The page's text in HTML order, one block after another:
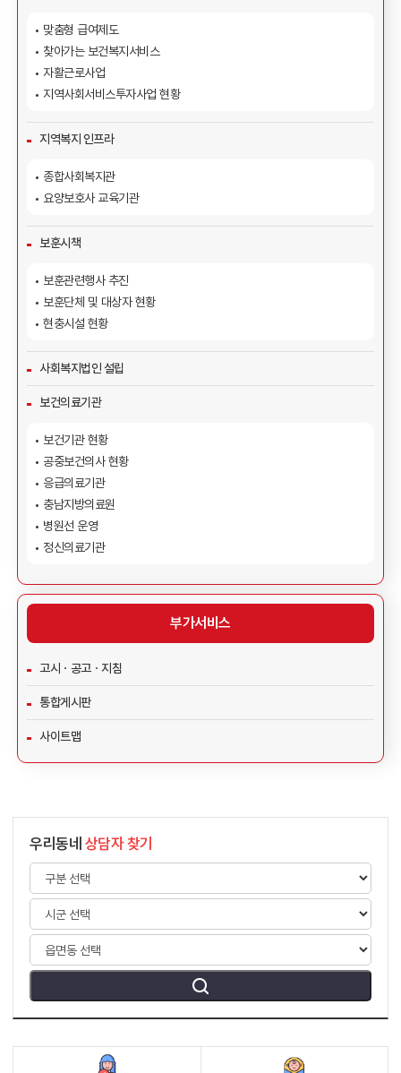
맞춤형 급여제도
찾아가는 보건복지서비스
자활근로사업
지역사회서비스투자사업 현황
지역복지 인프라
종합사회복지관
요양보호사 교육기관
보훈시책
보훈관련행사 추진
보훈단체 및 대상자 현황
현충시설 현황
사회복지법인 설립
보건의료기관
보건기관 현황
공중보건의사 현황
응급의료기관
충남지방의료원
병원선 운영
정신의료기관
부가서비스
고시ㆍ공고ㆍ지침
통합게시판
사이트맵
우리동네 상담자 찾기